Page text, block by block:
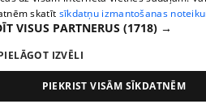
skatīt sīkdatņu izmantošanas
VISUS PARTNERUS (1718) →
IZVĒLI
PIEKRIST VISĀM SĪKDATNĒM